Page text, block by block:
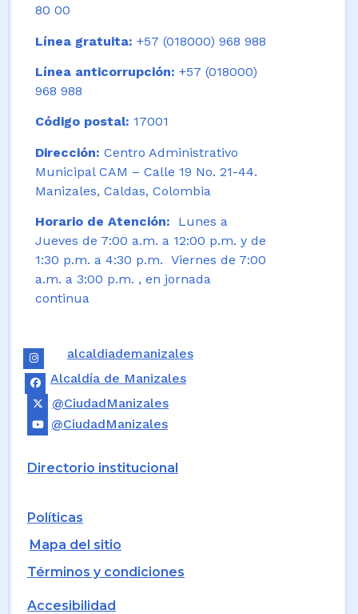
80 00
Línea gratuita: +57 (018000) 968 988
Línea anticorrupción: +57 (018000)
968 988
Código postal: 17001
Dirección: Centro Administrativo
Municipal CAM – Calle 19 No. 21-44.
Manizales, Caldas, Colombia
Horario de Atención: Lunes a
Jueves de 7:00 a.m. a 12:00 p.m. y de
1:30 p.m. a 4:30 p.m. Viernes de 7:00
a.m. a 3:00 p.m. , en jornada
continua
alcaldiademanizales
Alcaldía de Manizales
@CiudadManizales
@CiudadManizales
Directorio institucional
Políticas
Mapa del sitio
Términos y condiciones
Accesibilidad